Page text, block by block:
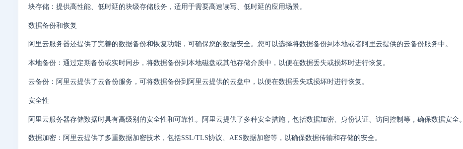
块存储：提供高性能、低时延的块级存储服务，适用于需要高速读写、低时延的应用场景。
数据备份和恢复
阿里云服务器还提供了完善的数据备份和恢复功能，可确保您的数据安全。您可以选择将数据备份到本地或者阿里云提供的云备份服务中。
本地备份：通过定期备份或实时同步，将数据备份到本地磁盘或其他存储介质中，以便在数据丢失或损坏时进行恢复。
云备份：阿里云提供了云备份服务，可将数据备份到阿里云提供的云盘中，以便在数据丢失或损坏时进行恢复。
安全性
阿里云服务器存储数据时具有高级别的安全性和可靠性。阿里云提供了多种安全措施，包括数据加密、身份认证、访问控制等，确保数据安全。
数据加密：阿里云提供了多重数据加密技术，包括SSL/TLS协议、AES数据加密等，以确保数据传输和存储的安全。